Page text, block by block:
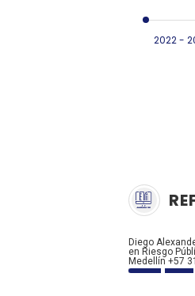
2022 -
Diego
en Riesgo
Medellín +57